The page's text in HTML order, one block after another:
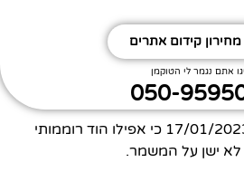
מחירון קידום אתרים
אתם נגמר לי הטוקמן
050-
17/01/ כי אפילו הוד רוממותי
לא ישן על המשמר.